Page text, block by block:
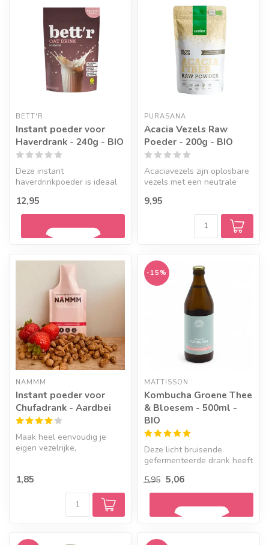
BETT'R
Instant poeder voor
Haverdrank - 240g - BIO
Deze instant
haverdrinkpoeder is ideaal
maken. Biolo...
12,95
Geef een seintje
PURASANA
Acacia Vezels Raw
Poeder - 200g - BIO
Acaciavezels zijn oplosbare
vezels met een neutrale
g...
9,95
NAMMM
Instant poeder voor
Chufadrank - Aardbei
Maak heel eenvoudig je
eigen vezelrijke,
1,85
-15%
MATTISSON
Kombucha Groene Thee
& Bloesem - 500ml -
BIO
Deze licht bruisende
gefermenteerde drank heeft
smaak o...
5,95 5,06